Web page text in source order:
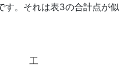
す。それは表3の合計点が似
工